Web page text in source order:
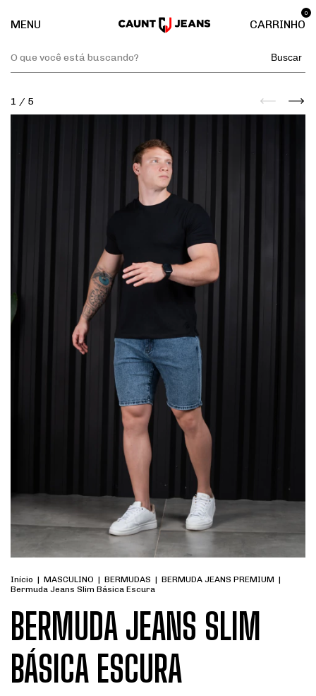
MENU CARRINHO
0
Buscar
1 / 5
Início | MASCULINO | BERMUDAS | BERMUDA JEANS PREMIUM |
Bermuda Jeans Slim Básica Escura
BERMUDA JEANS SLIM
BÁSICA ESCURA